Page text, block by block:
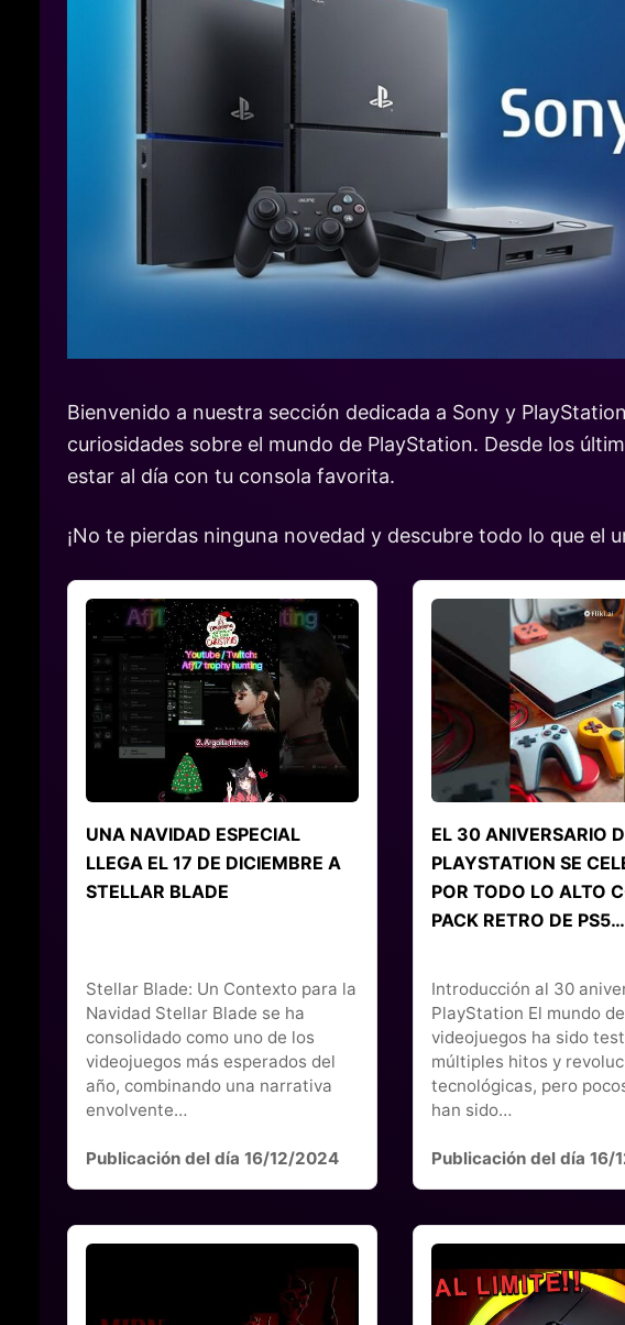
Bienvenido a nuestra sección dedicada a Sony y
curiosidades sobre el mundo de PlayStation. Desde los
estar al día con tu consola favorita.
¡No te pierdas ninguna novedad y descubre todo lo que el
UNA NAVIDAD ESPECIAL
LLEGA EL 17 DE DICIEMBRE A
STELLAR BLADE
Stellar Blade: Un Contexto para la
Navidad Stellar Blade se ha
consolidado como uno de los
videojuegos más esperados del
año, combinando una narrativa
envolvente…
Publicación del día 16/12/2024
EL 30 ANIVERSARIO
PLAYSTATION SE
POR TODO LO ALTO
PACK RETRO DE PS5…
Introducción al 30
PlayStation El mundo
videojuegos ha sido
múltiples hitos y
tecnológicas, pero
han sido…
Publicación del día 16/